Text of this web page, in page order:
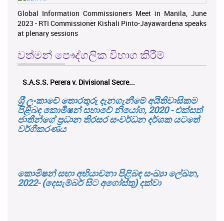
Global Information Commissioners Meet in Manila, June
2023 - RTI Commissioner Kishali Pinto-Jayawardena speaks
at plenary sessions
වත්මන් පෞද්ගලික විභාග කිරීම්
S.A.S.S. Perera v. Divisional Secre...
ශ‍්‍රී ලංකාවේ තොරතුරු දැනගැනීමේ අයිතිවාසිකම
පිළිබඳ කොමිෂන් සභාවේ නියෝග, 2020 - එක්සත්
ජාතීන්ගේ ප්‍රධාන තිරසර සංවර්ධන දර්ශක යටතේ
වර්ගීකරණය
කොමිෂන් සභා අභියාචනා පිළිබඳ සංඛ්‍යා ලේඛන,
2022- (දෙසැම්බර් සිට අගෝස්තු) දක්වා